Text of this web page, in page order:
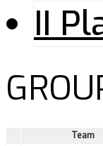
II
Team